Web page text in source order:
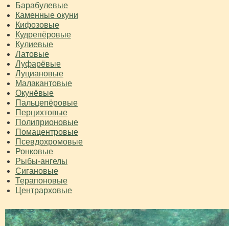
Барабулевые
Каменные окуни
Кифозовые
Кудрепёровые
Кулиевые
Латовые
Луфарёвые
Луциановые
Малакантовые
Окунёвые
Пальцепёровые
Перцихтовые
Полиприоновые
Помацентровые
Псевдохромовые
Ронковые
Рыбы-ангелы
Сигановые
Терапоновые
Центрарховые